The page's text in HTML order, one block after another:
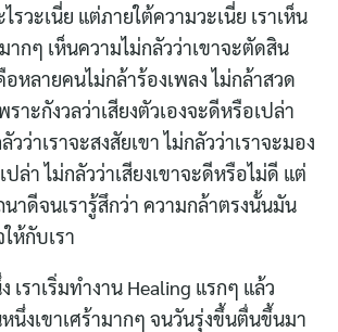
ไรวะเนี่ย แต่ภายใต้ความวะเนี่ย เราเห็น
กๆ เห็นความไม่กลัวว่าเขาจะตัดสิน
อหลายคนไม่กล้าร้องเพลง ไม่กล้าสวด
าะกังวลว่าเสียงตัวเองจะดีหรือเปล่า
ว่าเราจะสงสัยเขา ไม่กลัวว่าเราจะมอง
ปล่า ไม่กลัวว่าเสียงเขาจะดีหรือไม่ดี แต่
าดีจนเรารู้สึกว่า ความกล้าตรงนั้นมัน
ห้กับเรา
เราเริ่มทำงาน Healing แรกๆ แล้ว
นึ่งเขาเศร้ามากๆ จนวันรุ่งขึ้นตื่นขึ้นมา